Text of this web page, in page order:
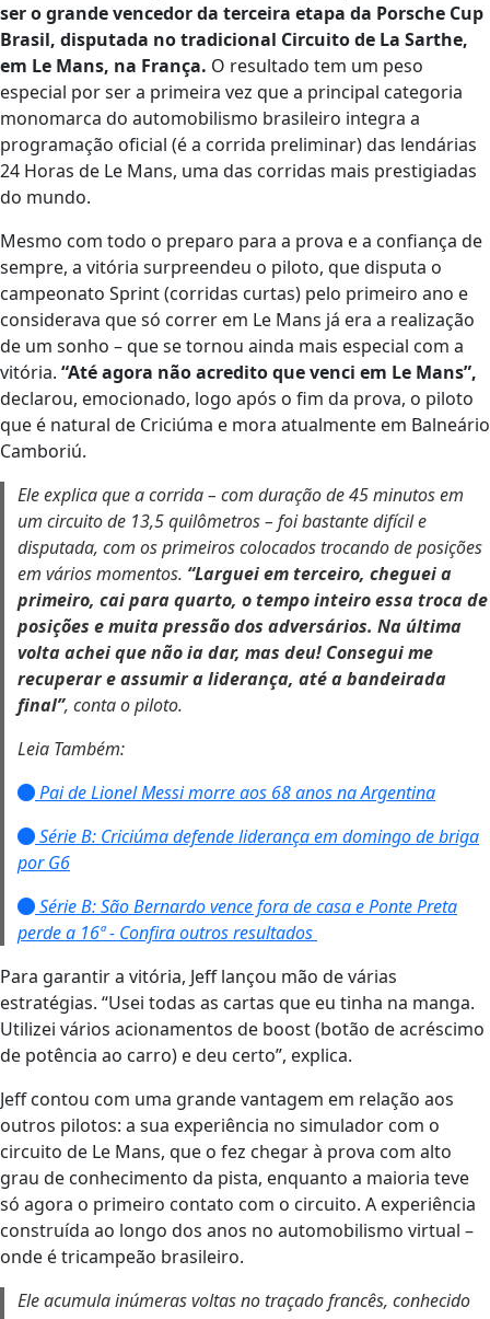
ser o grande vencedor da terceira etapa da Porsche Cup
Brasil, disputada no tradicional Circuito de La Sarthe,
em Le Mans, na França. O resultado tem um peso
especial por ser a primeira vez que a principal categoria
monomarca do automobilismo brasileiro integra a
programação oficial (é a corrida preliminar) das lendárias
24 Horas de Le Mans, uma das corridas mais prestigiadas
do mundo.
Mesmo com todo o preparo para a prova e a confiança de
sempre, a vitória surpreendeu o piloto, que disputa o
campeonato Sprint (corridas curtas) pelo primeiro ano e
considerava que só correr em Le Mans já era a realização
de um sonho – que se tornou ainda mais especial com a
vitória. “Até agora não acredito que venci em Le Mans”,
declarou, emocionado, logo após o fim da prova, o piloto
que é natural de Criciúma e mora atualmente em Balneário
Camboriú.
Ele explica que a corrida – com duração de 45 minutos em
um circuito de 13,5 quilômetros – foi bastante difícil e
disputada, com os primeiros colocados trocando de posições
em vários momentos. “Larguei em terceiro, cheguei a
primeiro, cai para quarto, o tempo inteiro essa troca de
posições e muita pressão dos adversários. Na última
volta achei que não ia dar, mas deu! Consegui me
recuperar e assumir a liderança, até a bandeirada
final”, conta o piloto.
Leia Também:
Pai de Lionel Messi morre aos 68 anos na Argentina
Série B: Criciúma defende liderança em domingo de briga
por G6
Série B: São Bernardo vence fora de casa e Ponte Preta
perde a 16ª - Confira outros resultados
Para garantir a vitória, Jeff lançou mão de várias
estratégias. “Usei todas as cartas que eu tinha na manga.
Utilizei vários acionamentos de boost (botão de acréscimo
de potência ao carro) e deu certo”, explica.
Jeff contou com uma grande vantagem em relação aos
outros pilotos: a sua experiência no simulador com o
circuito de Le Mans, que o fez chegar à prova com alto
grau de conhecimento da pista, enquanto a maioria teve
só agora o primeiro contato com o circuito. A experiência
construída ao longo dos anos no automobilismo virtual –
onde é tricampeão brasileiro.
Ele acumula inúmeras voltas no traçado francês, conhecido